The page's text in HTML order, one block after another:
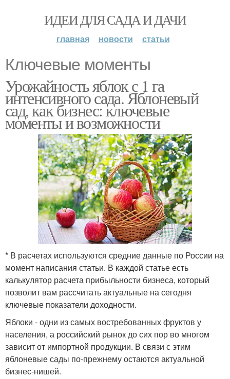
ИДЕИ ДЛЯ САДА И ДАЧИ
главная новости статьи
Ключевые моменты
Урожайность яблок с 1 га
интенсивного сада. Яблоневый
сад, как бизнес: ключевые
моменты и возможности
* В расчетах используются средние данные по России на
момент написания статьи. В каждой статье есть
калькулятор расчета прибыльности бизнеса, который
позволит вам рассчитать актуальные на сегодня
ключевые показатели доходности.
Яблоки - одни из самых востребованных фруктов у
населения, а российский рынок до сих пор во многом
зависит от импортной продукции. В связи с этим
яблоневые сады по-прежнему остаются актуальной
бизнес-нишей.